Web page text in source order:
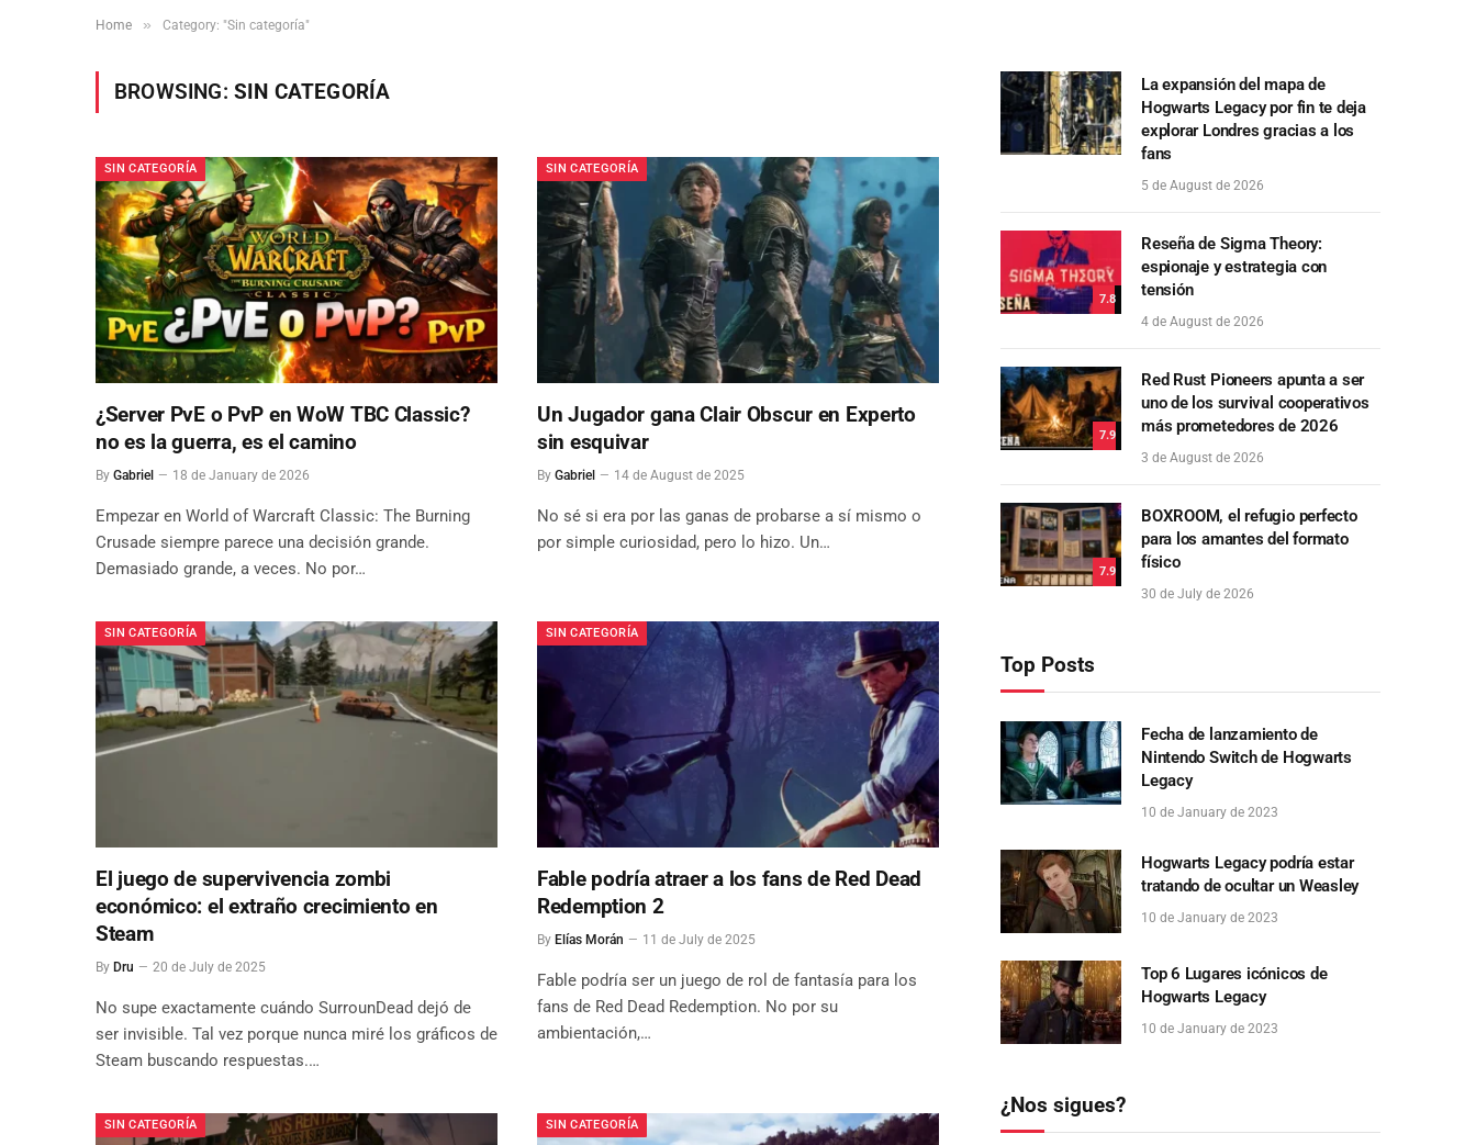
Home » Category: "Sin categoría"
BROWSING: SIN CATEGORÍA
SIN CATEGORÍA
¿Server PvE o PvP en WoW TBC Classic?
no es la guerra, es el camino
By Gabriel 18 de January de 2026
Empezar en World of Warcraft Classic: The Burning
Crusade siempre parece una decisión grande.
Demasiado grande, a veces. No por…
SIN CATEGORÍA
Un Jugador gana Clair Obscur en Experto
sin esquivar
By Gabriel 14 de August de 2025
No sé si era por las ganas de probarse a sí mismo o
por simple curiosidad, pero lo hizo. Un…
SIN CATEGORÍA
El juego de supervivencia zombi
económico: el extraño crecimiento en
Steam
By Dru 20 de July de 2025
No supe exactamente cuándo SurrounDead dejó de
ser invisible. Tal vez porque nunca miré los gráficos de
Steam buscando respuestas.…
SIN CATEGORÍA
Fable podría atraer a los fans de Red Dead
Redemption 2
By Elías Morán 11 de July de 2025
Fable podría ser un juego de rol de fantasía para los
fans de Red Dead Redemption. No por su
ambientación,…
SIN CATEGORÍA SIN CATEGORÍA
La expansión del mapa de
Hogwarts Legacy por fin te deja
explorar Londres gracias a los
fans
5 de August de 2026
7.8
Reseña de Sigma Theory:
espionaje y estrategia con
tensión
4 de August de 2026
7.9
Red Rust Pioneers apunta a ser
uno de los survival cooperativos
más prometedores de 2026
3 de August de 2026
7.9
BOXROOM, el refugio perfecto
para los amantes del formato
físico
30 de July de 2026
Top Posts
Fecha de lanzamiento de
Nintendo Switch de Hogwarts
Legacy
10 de January de 2023
Hogwarts Legacy podría estar
tratando de ocultar un Weasley
10 de January de 2023
Top 6 Lugares icónicos de
Hogwarts Legacy
10 de January de 2023
¿Nos sigues?